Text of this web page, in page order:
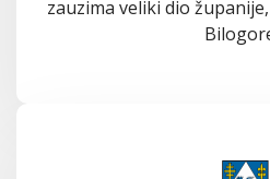
zauzima veliki dio